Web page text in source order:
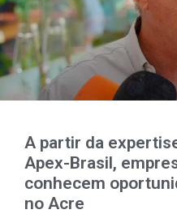
A partir da
Apex-Brasil,
conhecem
no Acre